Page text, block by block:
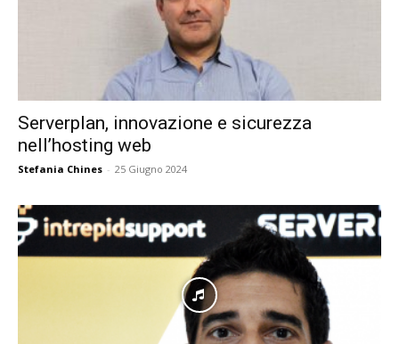
Serverplan, innovazione e sicurezza
nell’hosting web
Stefania Chines - 25 Giugno 2024